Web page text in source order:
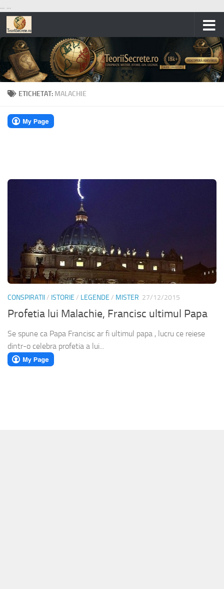
... ...
Skip to content
ETICHETAT: MALACHIE
CONSPIRATII/ ISTORIE / LEGENDE / MISTER 27/12/2015
Profetia lui Malachie, Francisc ultimul Papa
Se spune ca Papa Francisc ar fi ultimul papa , lucru ce reiese
dintr-o celebra profetia a lui...